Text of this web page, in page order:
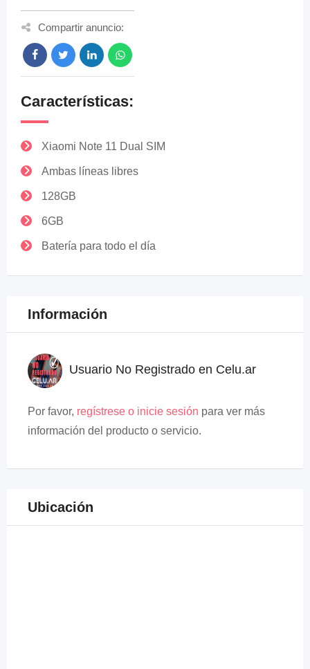
Compartir anuncio:
Características:
Xiaomi Note 11 Dual SIM
Ambas líneas libres
128GB
6GB
Batería para todo el día
Información
Usuario No Registrado en Celu.ar
Por favor, regístrese o inicie sesión para ver más
información del producto o servicio.
Ubicación